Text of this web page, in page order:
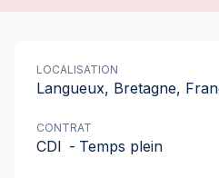
LOCALISATION
Langueux, Bretagne,
CONTRAT
CDI - Temps plein